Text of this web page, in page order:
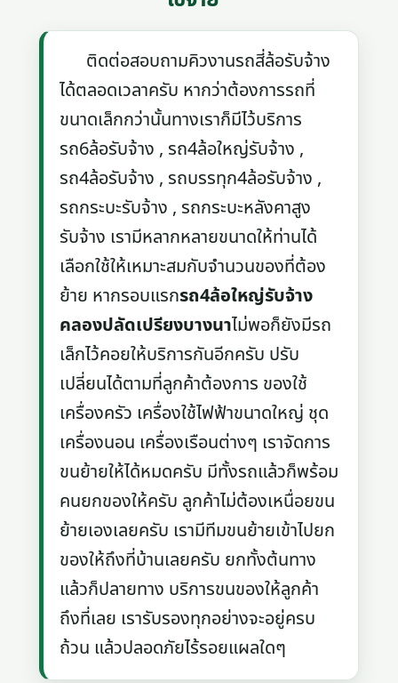
ติดต่อสอบถามคิวงานรถสี่ล้อรับจ้าง
ได้ตลอดเวลาครับ หากว่าต้องการรถที่
ขนาดเล็กกว่านั้นทางเราก็มีไว้บริการ
รถ6ล้อรับจ้าง , รถ4ล้อใหญ่รับจ้าง ,
รถ4ล้อรับจ้าง , รถบรรทุก4ล้อรับจ้าง ,
รถกระบะรับจ้าง , รถกระบะหลังคาสูง
รับจ้าง เรามีหลากหลายขนาดให้ท่านได้
เลือกใช้ให้เหมาะสมกับจำนวนของที่ต้อง
ย้าย หากรอบแรกรถ4ล้อใหญ่รับจ้าง
คลองปลัดเปรียงบางนาไม่พอก็ยังมีรถ
เล็กไว้คอยให้บริการกันอีกครับ ปรับ
เปลี่ยนได้ตามที่ลูกค้าต้องการ ของใช้
เครื่องครัว เครื่องใช้ไฟฟ้าขนาดใหญ่ ชุด
เครื่องนอน เครื่องเรือนต่างๆ เราจัดการ
ขนย้ายให้ได้หมดครับ มีทั้งรถแล้วก็พร้อม
คนยกของให้ครับ ลูกค้าไม่ต้องเหนื่อยขน
ย้ายเองเลยครับ เรามีทีมขนย้ายเข้าไปยก
ของให้ถึงที่บ้านเลยครับ ยกทั้งต้นทาง
แล้วก็ปลายทาง บริการขนของให้ลูกค้า
ถึงที่เลย เรารับรองทุกอย่างจะอยู่ครบ
ถ้วน แล้วปลอดภัยไร้รอยแผลใดๆ